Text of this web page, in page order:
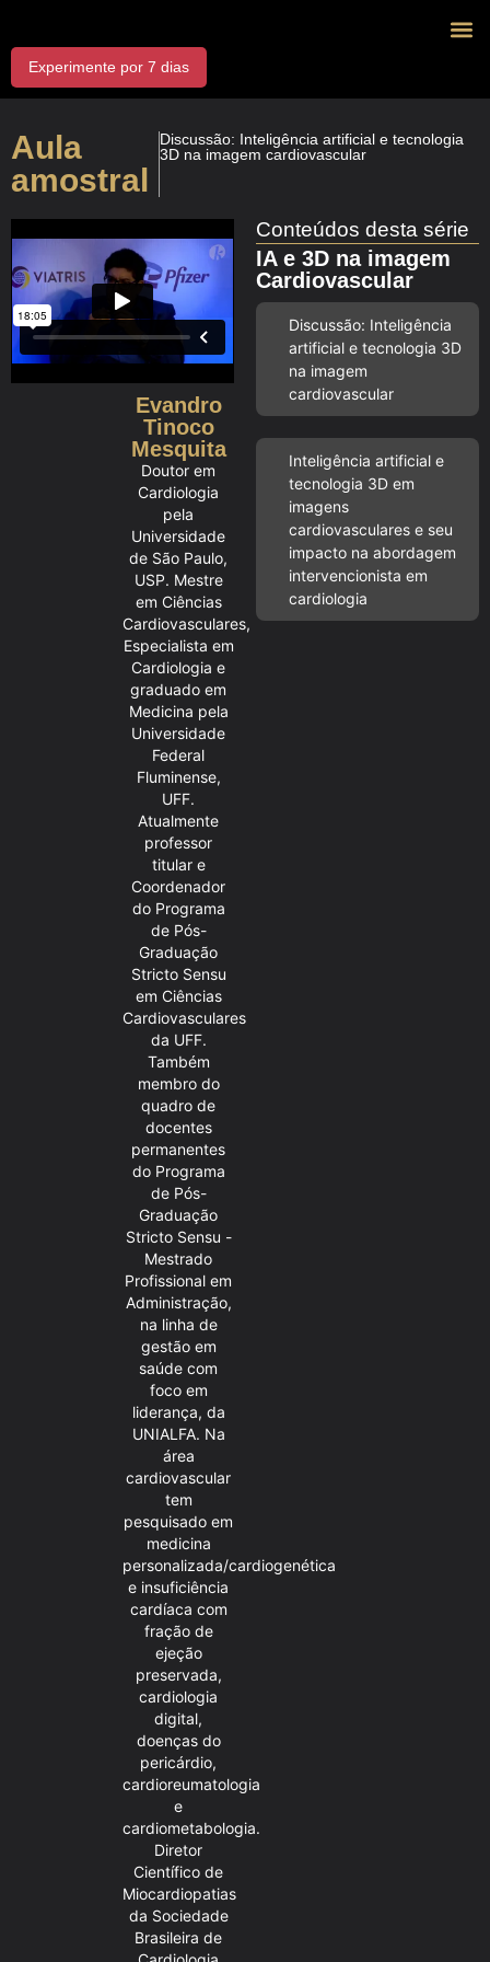
Experimente por 7 dias
Aula
amostral
Discussão: Inteligência artificial e tecnologia
3D na imagem cardiovascular
Evandro
Tinoco
Mesquita
Doutor em
Cardiologia
pela
Universidade
de São Paulo,
USP. Mestre
em Ciências
Cardiovasculares,
Especialista em
Cardiologia e
graduado em
Medicina pela
Universidade
Federal
Fluminense,
UFF.
Atualmente
professor
titular e
Coordenador
do Programa
de Pós-
Graduação
Stricto Sensu
em Ciências
Cardiovasculares
da UFF.
Também
membro do
quadro de
docentes
permanentes
do Programa
de Pós-
Graduação
Stricto Sensu -
Mestrado
Profissional em
Administração,
na linha de
gestão em
saúde com
foco em
liderança, da
UNIALFA. Na
área
cardiovascular
tem
pesquisado em
medicina
personalizada/cardiogenética
e insuficiência
cardíaca com
fração de
ejeção
preservada,
cardiologia
digital,
doenças do
pericárdio,
cardioreumatologia
e
cardiometabologia.
Diretor
Científico de
Miocardiopatias
da Sociedade
Brasileira de
Conteúdos desta série
IA e 3D na imagem
Cardiovascular
Discussão: Inteligência
artificial e tecnologia 3D
na imagem
cardiovascular
Inteligência artificial e
tecnologia 3D em
imagens
cardiovasculares e seu
impacto na abordagem
intervencionista em
cardiologia